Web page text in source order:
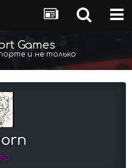
Games
и не только